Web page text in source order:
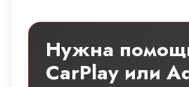
Нужна
CarPlay или